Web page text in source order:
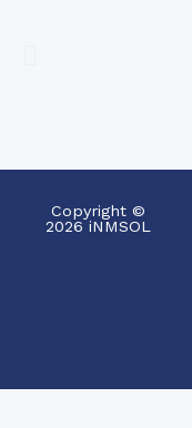
Copyright ©
2026 iNMSOL